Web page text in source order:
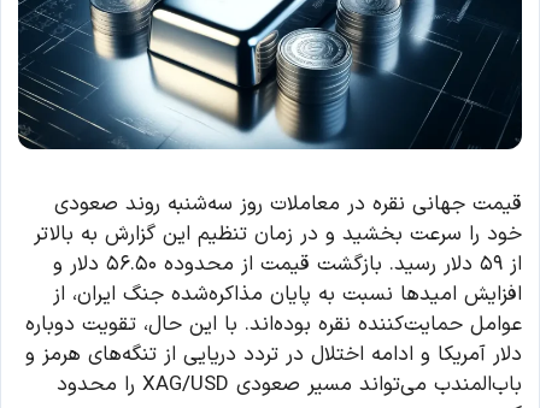
قیمت جهانی نقره در معاملات روز سه‌شنبه روند صعودی
خود را سرعت بخشید و در زمان تنظیم این گزارش به بالاتر
از ۵۹ دلار رسید. بازگشت قیمت از محدوده ۵۶.۵۰ دلار و
افزایش امیدها نسبت به پایان مذاکره‌شده جنگ ایران، از
عوامل حمایت‌کننده نقره بوده‌اند. با این حال، تقویت دوباره
دلار آمریکا و ادامه اختلال در تردد دریایی از تنگه‌های هرمز و
باب‌المندب می‌تواند مسیر صعودی XAG/USD را محدود